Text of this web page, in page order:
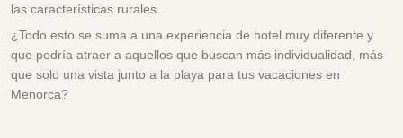
las características rurales.
¿Todo esto se suma a una experiencia de hotel muy diferente y
que podría atraer a aquellos que buscan más individualidad, más
que solo una vista junto a la playa para tus vacaciones en
Menorca?